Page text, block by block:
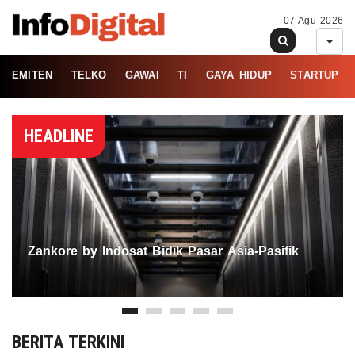
07 Agu 2026
EMITEN TELKO GAWAI TI GAYA HIDUP STARTUP
HEADLINE
Zankore by Indosat Bidik Pasar Asia-Pasifik
BERITA TERKINI